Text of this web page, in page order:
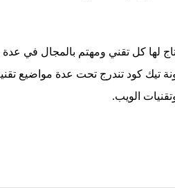
لها كل تقني ومهتم بالمجال في
تيك كود تندرج تحت عدة مواضيع
الويب.